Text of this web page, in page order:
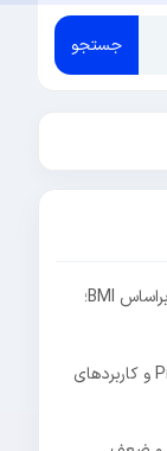
جستجو
افزایش وزن در بارداری؛ محدوده پیشنهادی براساس BMI؛
خواص گیاه تنگرس؛ معرفی Prunus lycioides و کاربردهای